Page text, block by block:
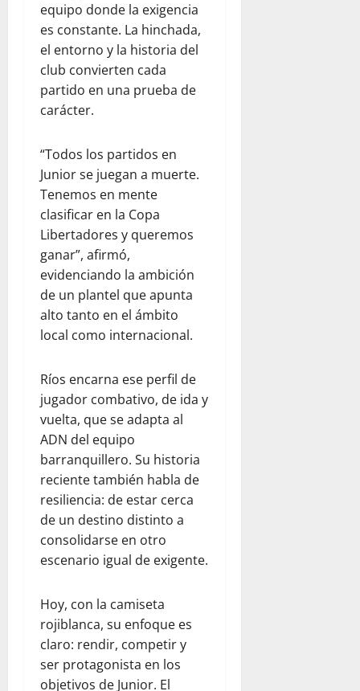
equipo donde la exigencia
es constante. La hinchada,
el entorno y la historia del
club convierten cada
partido en una prueba de
carácter.
“Todos los partidos en
Junior se juegan a muerte.
Tenemos en mente
clasificar en la Copa
Libertadores y queremos
ganar”, afirmó,
evidenciando la ambición
de un plantel que apunta
alto tanto en el ámbito
local como internacional.
Ríos encarna ese perfil de
jugador combativo, de ida y
vuelta, que se adapta al
ADN del equipo
barranquillero. Su historia
reciente también habla de
resiliencia: de estar cerca
de un destino distinto a
consolidarse en otro
escenario igual de exigente.
Hoy, con la camiseta
rojiblanca, su enfoque es
claro: rendir, competir y
ser protagonista en los
objetivos de Junior. El